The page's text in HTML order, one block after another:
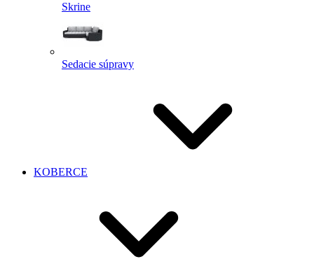
Skrine
Sedacie súpravy
KOBERCE